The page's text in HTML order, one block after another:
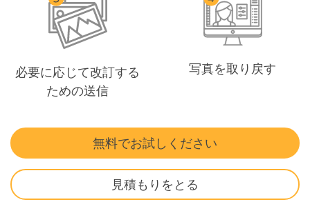
必要に応じて改訂する
ための送信
写真を取り戻す
無料でお試しください
見積もりをとる